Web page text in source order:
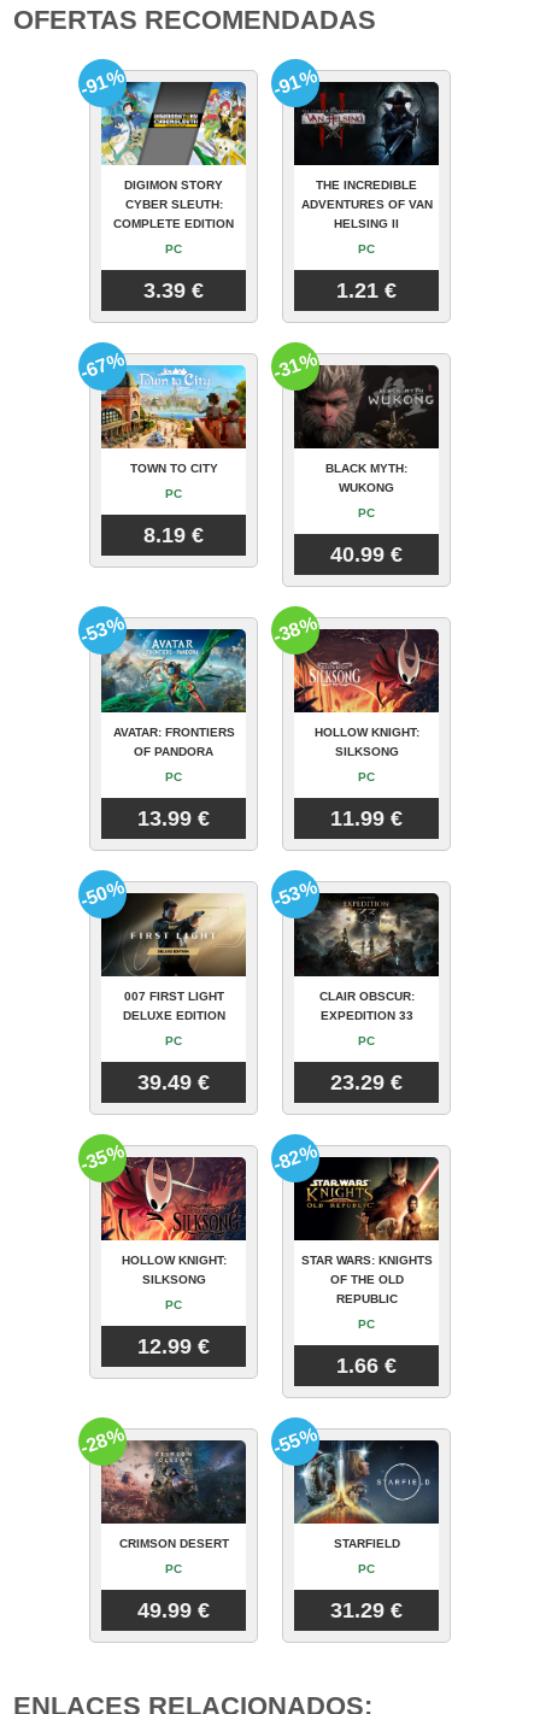
OFERTAS RECOMENDADAS
DIGIMON STORY
CYBER SLEUTH:
COMPLETE EDITION
PC
3.39 €
-91%
THE INCREDIBLE
ADVENTURES OF VAN
HELSING II
PC
1.21 €
-91%
TOWN TO CITY
PC
8.19 €
-67%
BLACK MYTH:
WUKONG
PC
40.99 €
-31%
AVATAR: FRONTIERS
OF PANDORA
PC
13.99 €
-53%
HOLLOW KNIGHT:
SILKSONG
PC
11.99 €
-38%
007 FIRST LIGHT
DELUXE EDITION
PC
39.49 €
-50%
CLAIR OBSCUR:
EXPEDITION 33
PC
23.29 €
-53%
HOLLOW KNIGHT:
SILKSONG
PC
12.99 €
-35%
STAR WARS: KNIGHTS
OF THE OLD
REPUBLIC
PC
1.66 €
-82%
CRIMSON DESERT
PC
49.99 €
-28%
STARFIELD
PC
31.29 €
-55%
ENLACES RELACIONADOS: